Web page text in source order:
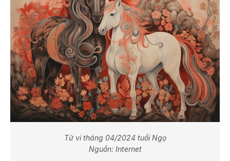
Tử vi tháng 04/2024 tuổi Ngọ
Nguồn: Internet